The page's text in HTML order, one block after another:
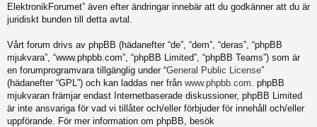
ElektronikForumet” även efter ändringar innebär att du godkänner att du är
juridiskt bunden till detta avtal.
Vårt forum drivs av phpBB (hädanefter “de”, “dem”, “deras”, “phpBB
mjukvara”, “www.phpbb.com”, “phpBB Limited”, “phpBB Teams”) som är
en forumprogramvara tillgänglig under “General Public License”
(hädanefter “GPL”) och kan laddas ner från www.phpbb.com . phpBB
mjukvaran främjar endast Internetbaserade diskussioner, phpBB Limited
är inte ansvariga för vad vi tillåter och/eller förbjuder för innehåll och/eller
uppförande. För mer information om phpBB, besök